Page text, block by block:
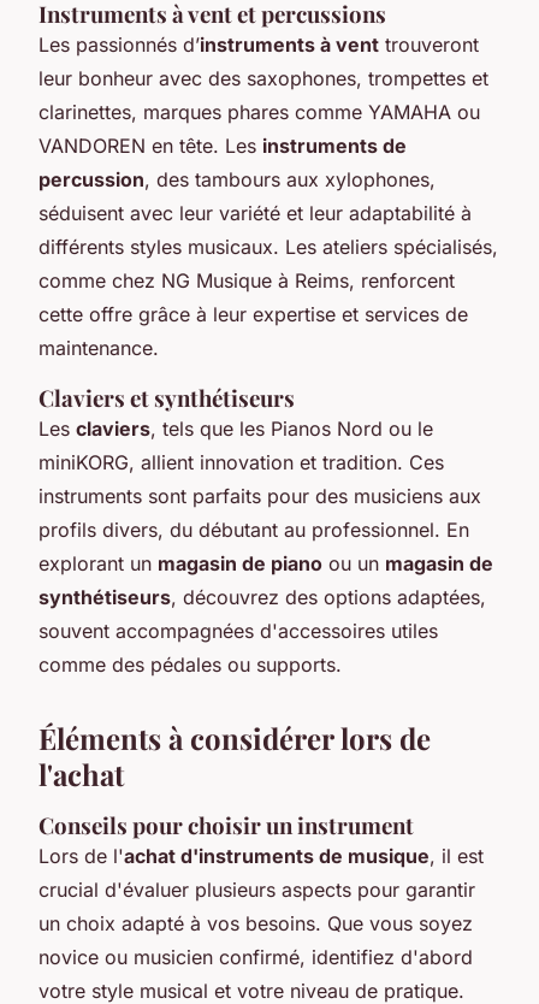
Instruments à vent et percussions
Les passionnés d’instruments à vent trouveront
leur bonheur avec des saxophones, trompettes et
clarinettes, marques phares comme YAMAHA ou
VANDOREN en tête. Les instruments de
percussion, des tambours aux xylophones,
séduisent avec leur variété et leur adaptabilité à
différents styles musicaux. Les ateliers spécialisés,
comme chez NG Musique à Reims, renforcent
cette offre grâce à leur expertise et services de
maintenance.
Claviers et synthétiseurs
Les claviers, tels que les Pianos Nord ou le
miniKORG, allient innovation et tradition. Ces
instruments sont parfaits pour des musiciens aux
profils divers, du débutant au professionnel. En
explorant un magasin de piano ou un magasin de
synthétiseurs, découvrez des options adaptées,
souvent accompagnées d'accessoires utiles
comme des pédales ou supports.
Éléments à considérer lors de
l'achat
Conseils pour choisir un instrument
Lors de l'achat d'instruments de musique, il est
crucial d'évaluer plusieurs aspects pour garantir
un choix adapté à vos besoins. Que vous soyez
novice ou musicien confirmé, identifiez d'abord
votre style musical et votre niveau de pratique.